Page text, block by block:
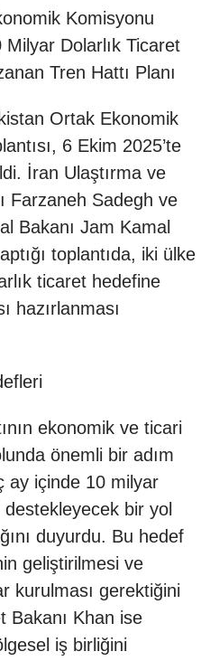
Komisyonu
Milyar Dolarlık Ticaret
Tren Hattı Planı
Ortak Ekonomik
6 Ekim 2025’te
İran Ulaştırma ve
Farzaneh Sadegh ve
Bakanı Jam Kamal
toplantıda, iki ülke
ticaret hedefine
hazırlanması
ekonomik ve ticari
önemli bir adım
ay içinde 10 milyar
bir yol
duyurdu. Bu hedef
geliştirilmesi ve
kurulması gerektiğini
Bakanı Khan ise
iş birliğini